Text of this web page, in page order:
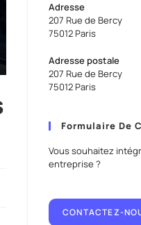
Adresse
207 Rue de Bercy
75012 Paris
Adresse postale
207 Rue de Bercy
75012 Paris
Formulaire De
Vous souhaitez
entreprise ?
CONTACTEZ-